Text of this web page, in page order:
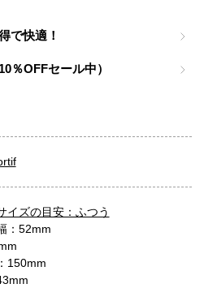
で快適！
％OFFセール中）
イズの目安：ふつう
：52mm
150mm